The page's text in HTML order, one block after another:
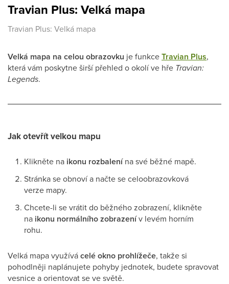
Travian Plus: Velká mapa
Travian Plus: Velká mapa
Velká mapa na celou obrazovku je funkceTravian Plus,
která vám poskytne širší přehled o okolí ve hře Travian:
Legends.
Jak otevřít velkou mapu
Klikněte na ikonu rozbalenína své běžné mapě.
Stránka se obnoví a načte se celoobrazovková
verze mapy.
Chcete-li se vrátit do běžného zobrazení, klikněte
na ikonu normálního zobrazenív levém horním
rohu.
Velká mapa využívácelé okno prohlížeče, takže si
pohodlněji naplánujete pohyby jednotek, budete spravovat
vesnice a orientovat se ve světě.